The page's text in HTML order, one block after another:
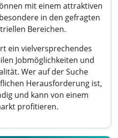
mit einem attraktiven
in den gefragten
Bereichen.
ein vielversprechendes
Jobmöglichkeiten und
Wer auf der Suche
Herausforderung ist,
und kann von einem
profitieren.